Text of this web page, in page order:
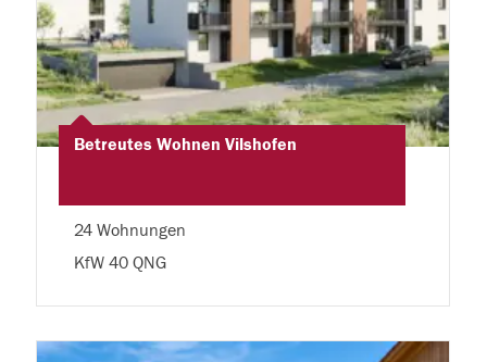
Betreutes Wohnen Vilshofen
24 Wohnungen
KfW 40 QNG